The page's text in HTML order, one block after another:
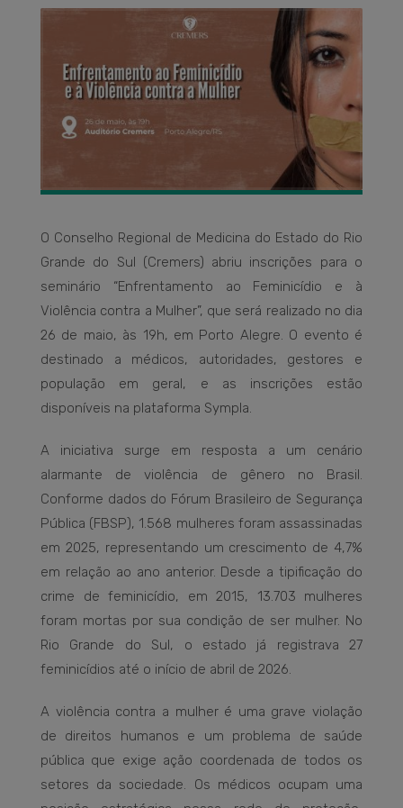
O Conselho Regional de Medicina do Estado do Rio
Grande do Sul (Cremers) abriu inscrições para o
seminário “Enfrentamento ao Feminicídio e à
Violência contra a Mulher”, que será realizado no dia
26 de maio, às 19h, em Porto Alegre. O evento é
destinado a médicos, autoridades, gestores e
população em geral, e as inscrições estão
disponíveis na plataforma Sympla.
A iniciativa surge em resposta a um cenário
alarmante de violência de gênero no Brasil.
Conforme dados do Fórum Brasileiro de Segurança
Pública (FBSP), 1.568 mulheres foram assassinadas
em 2025, representando um crescimento de 4,7%
em relação ao ano anterior. Desde a tipificação do
crime de feminicídio, em 2015, 13.703 mulheres
foram mortas por sua condição de ser mulher. No
Rio Grande do Sul, o estado já registrava 27
feminicídios até o início de abril de 2026.
A violência contra a mulher é uma grave violação
de direitos humanos e um problema de saúde
pública que exige ação coordenada de todos os
setores da sociedade. Os médicos ocupam uma